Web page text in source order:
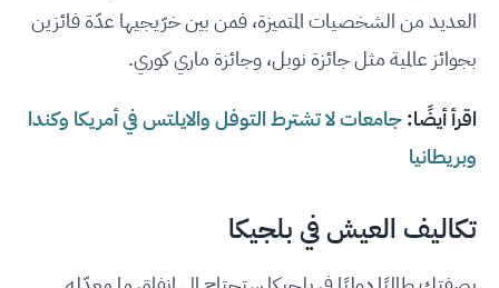
العديد من الشخصيات المتميزة، فمن بين خرّيجيها عدّة فائزين
بجوائز عالمية مثل جائزة نوبل، وجائزة ماري كوري.
اقرأ أيضًا:جامعات لا تشترط التوفل والايلتس في أمريكا وكندا
وبريطانيا
تكاليف العيش في بلجيكا